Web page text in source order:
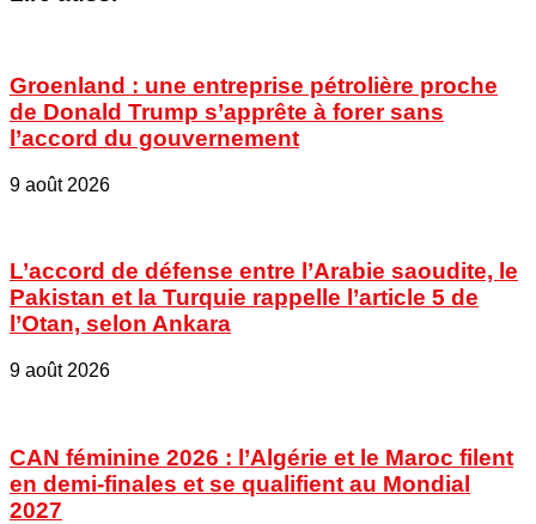
Groenland : une entreprise pétrolière proche
de Donald Trump s’apprête à forer sans
l’accord du gouvernement
9 août 2026
L’accord de défense entre l’Arabie saoudite, le
Pakistan et la Turquie rappelle l’article 5 de
l’Otan, selon Ankara
9 août 2026
CAN féminine 2026 : l’Algérie et le Maroc filent
en demi-finales et se qualifient au Mondial
2027